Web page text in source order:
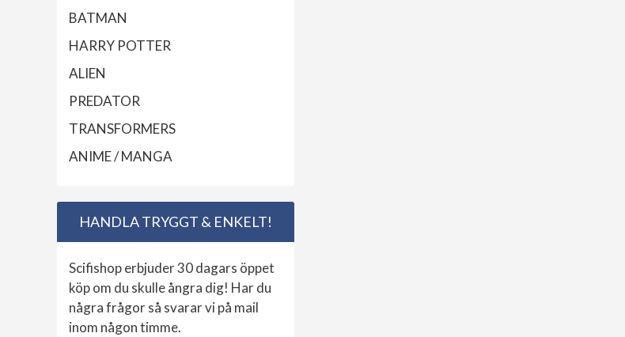
BATMAN
HARRY POTTER
ALIEN
PREDATOR
TRANSFORMERS
ANIME / MANGA
HANDLA TRYGGT & ENKELT!
Scifishop erbjuder 30 dagars öppet
köp om du skulle ångra dig! Har du
några frågor så svarar vi på mail
inom någon timme.